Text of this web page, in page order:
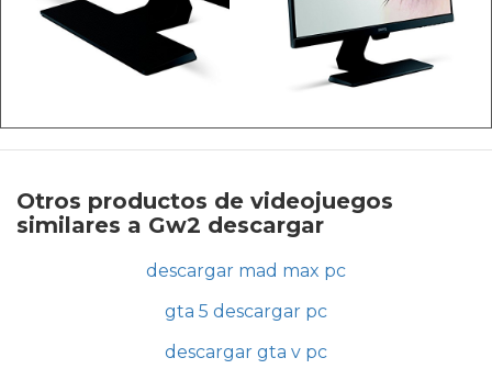
Otros productos de videojuegos
similares a Gw2 descargar
descargar mad max pc
gta 5 descargar pc
descargar gta v pc